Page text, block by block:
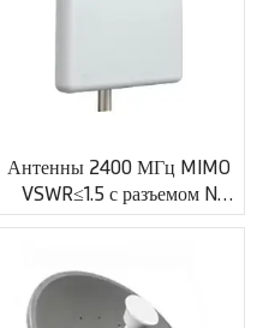
Антенны 2400 МГц MIMO
VSWR≤1.5 с разъемом N
XMR-AC0057